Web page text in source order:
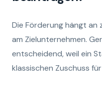
Die Förderung hängt an
am Zielunternehmen.
entscheidend, weil ein
klassischen Zuschuss